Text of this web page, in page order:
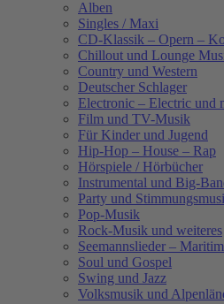
Alben
Singles / Maxi
CD-Klassik – Opern –
Chillout und Lounge
Country und Western
Deutscher Schlager
Electronic – Electric und
Film und TV-Musik
Für Kinder und Jugend
Hip-Hop – House – Rap
Hörspiele / Hörbücher
Instrumental und Big-
Party und
Pop-Musik
Rock-Musik und weiteres
Seemannslieder –
Soul und Gospel
Swing und Jazz
Volksmusik und